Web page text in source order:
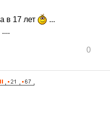
в 17 лет
...
....
0